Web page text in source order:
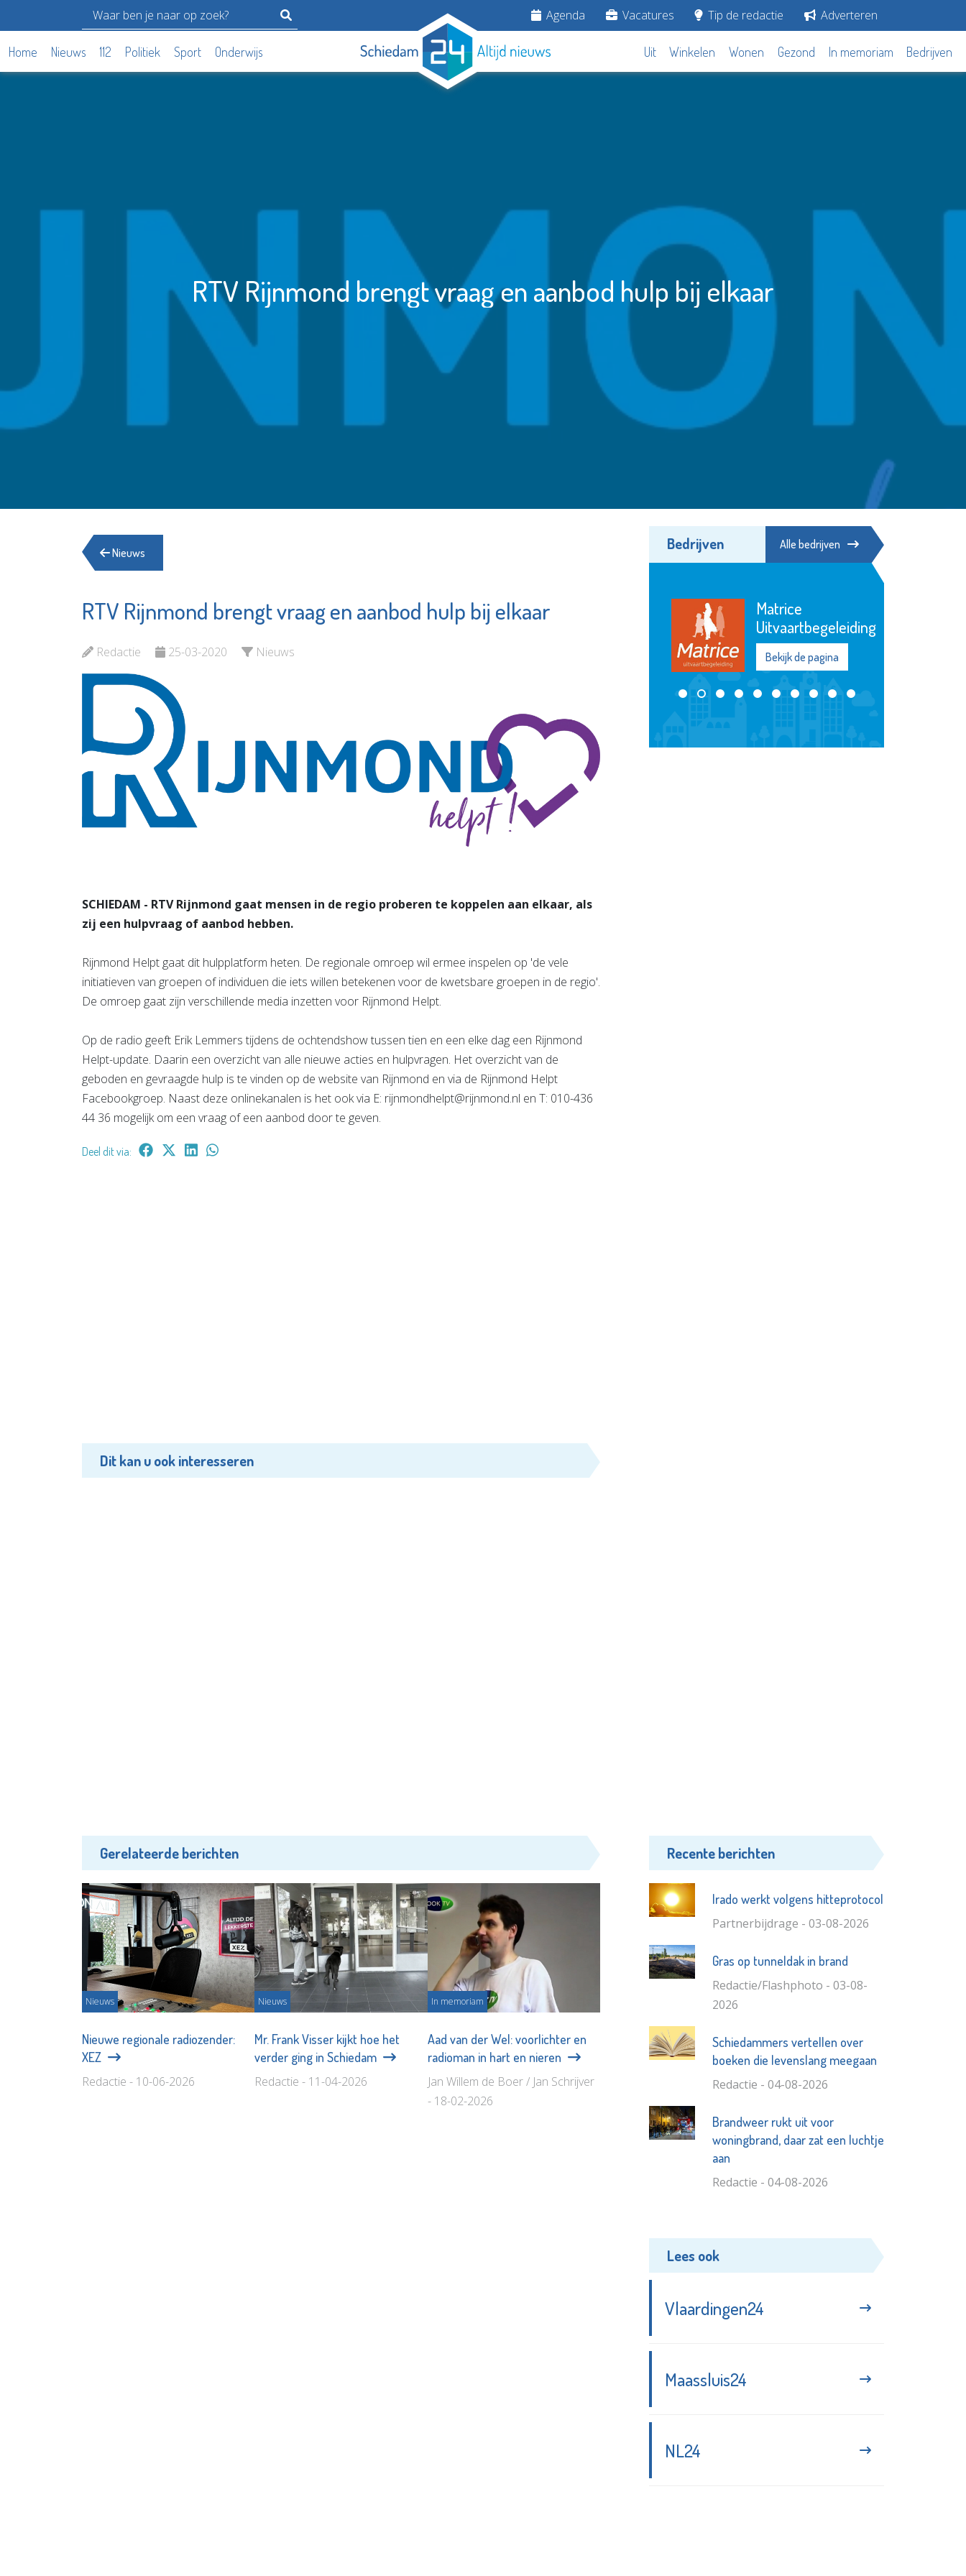
Agenda Vacatures Tip de redactie Adverteren
Home Nieuws 112 Politiek Sport Onderwijs Uit Winkelen Wonen Gezond In memoriam Bedrijven
RTV Rijnmond brengt vraag en aanbod hulp bij elkaar
Nieuws
RTV Rijnmond brengt vraag en aanbod hulp bij elkaar
Redactie 25-03-2020 Nieuws
SCHIEDAM - RTV Rijnmond gaat mensen in de regio proberen te koppelen aan elkaar, als
zij een hulpvraag of aanbod hebben.
Rijnmond Helpt gaat dit hulpplatform heten. De regionale omroep wil ermee inspelen op 'de vele
initiatieven van groepen of individuen die iets willen betekenen voor de kwetsbare groepen in de regio'.
De omroep gaat zijn verschillende media inzetten voor Rijnmond Helpt.
Op de radio geeft Erik Lemmers tijdens de ochtendshow tussen tien en een elke dag een Rijnmond
Helpt-update. Daarin een overzicht van alle nieuwe acties en hulpvragen. Het overzicht van de
geboden en gevraagde hulp is te vinden op de website van Rijnmond en via de Rijnmond Helpt
Facebookgroep. Naast deze onlinekanalen is het ook via E: rijnmondhelpt@rijnmond.nl en T: 010-436
44 36 mogelijk om een vraag of een aanbod door te geven.
Deel dit via:
Dit kan u ook interesseren
Gerelateerde berichten
Nieuws
Nieuwe regionale radiozender:
XEZ
Redactie - 10-06-2026
Nieuws
Mr. Frank Visser kijkt hoe het
verder ging in Schiedam
Redactie - 11-04-2026
In memoriam
Aad van der Wel: voorlichter en
radioman in hart en nieren
Jan Willem de Boer / Jan Schrijver
- 18-02-2026
Bedrijven Alle bedrijven
Lentiz Life
Bekijk de pagina
Stedelijk
Gymnasium
Schiedam
Stadsgehoorzaal
Matrice
Uitvaartbegeleiding
Bekijk de pagina
Recente berichten
Irado werkt volgens hitteprotocol
Partnerbijdrage - 03-08-2026
Gras op tunneldak in brand
Redactie/Flashphoto - 03-08-
2026
Schiedammers vertellen over
boeken die levenslang meegaan
Redactie - 04-08-2026
Brandweer rukt uit voor
woningbrand, daar zat een luchtje
aan
Redactie - 04-08-2026
Lees ook
Vlaardingen24
Maassluis24
NL24